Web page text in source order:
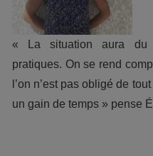
« La situation aura du
pratiques. On se rend
l’on n’est pas obligé de
un gain de temps » pense